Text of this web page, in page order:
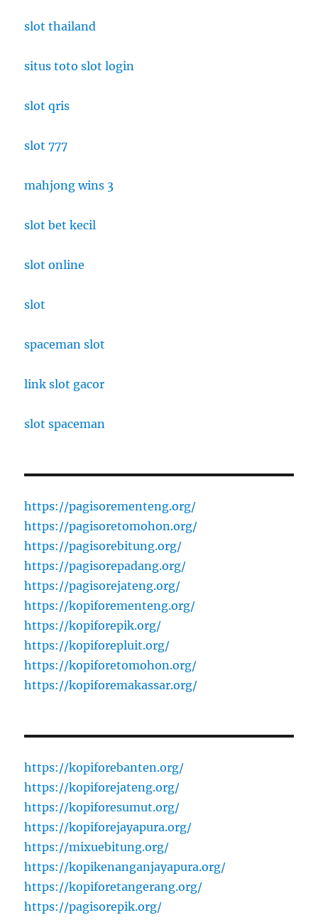
slot thailand
situs toto slot login
slot qris
slot 777
mahjong wins 3
slot bet kecil
slot online
slot
spaceman slot
link slot gacor
slot spaceman
https://pagisorementeng.org/
https://pagisoretomohon.org/
https://pagisorebitung.org/
https://pagisorepadang.org/
https://pagisorejateng.org/
https://kopiforementeng.org/
https://kopiforepik.org/
https://kopiforepluit.org/
https://kopiforetomohon.org/
https://kopiforemakassar.org/
https://kopiforebanten.org/
https://kopiforejateng.org/
https://kopiforesumut.org/
https://kopiforejayapura.org/
https://mixuebitung.org/
https://kopikenanganjayapura.org/
https://kopiforetangerang.org/
https://pagisorepik.org/